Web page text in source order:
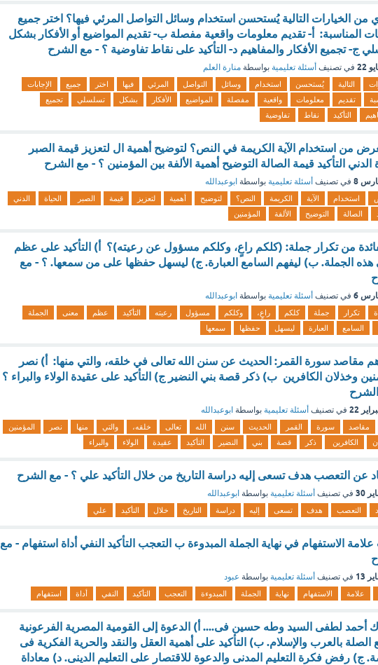
من الخيارات التالية يُستحسن استخدام وسائل التواصل المرئي فيها؟ اختر جميع
المناسبة: أ- تقديم معلومات واقعية مفصلة ب- تقديم المواضيع أو الأفكار بشكل
ج- تجميع الأفكار والمفاهيم د- التأكيد على نقاط تفاوضية ؟ - مع الشرح
22 في تصنيف أسئلة تعليمية بواسطة منارة العلم
التالية يُستحسن استخدام وسائل التواصل المرئي فيها اختر جميع
الإجابات
تقديم معلومات واقعية مفصلة المواضيع الأفكار بشكل تسلسلي
تجميع
التأكيد نقاط تفاوضية
من استخدام الآية الكريمة في النص؟ لتوضيح أهمية ال لتعزيز قيمة الصبر
الدني التأكيد قيمة الصالة التوضيح أهمية الألفة بين المؤمنين ؟ - مع الشرح
8 في تصنيف أسئلة تعليمية بواسطة ابوعبدالله
استخدام الآية الكريمة النص؟ لتوضيح أهمية لتعزيز قيمة الصبر الحياة
الدني
الصالة التوضيح الألفة المؤمنين
من تكرار جملة: (كلكم راعٍ، وكلكم مسؤول عن رعيته)؟ أ) التأكيد على عظم
هذه الجملة. ب) ليفهم السامع العبارة. ج) ليسهل حفظها على من سمعها. ؟ - مع
6 في تصنيف أسئلة تعليمية بواسطة ابوعبدالله
تكرار جملة كلكم راعٍ، وكلكم مسؤول رعيته التأكيد عظم معنى
الجملة
السامع العبارة ليسهل حفظها سمعها
مقاصد سورة القمر: الحديث عن سنن الله تعالى في خلقه، والتي منها: أ) نصر
وخذلان الكافرين ب) ذكر قصة بني النضير ج) التأكيد على عقيدة الولاء والبراء ؟
22 في تصنيف أسئلة تعليمية بواسطة ابوعبدالله
مقاصد سورة القمر الحديث سنن الله تعالى خلقه، والتي منها نصر
المؤمنين
الكافرين ذكر قصة بني النضير التأكيد عقيدة الولاء والبراء
عن التعصب هدف تسعى إليه دراسة التاريخ من خلال التأكيد علي ؟ - مع الشرح
30 في تصنيف أسئلة تعليمية بواسطة ابوعبدالله
التعصب هدف تسعى إليه دراسة التاريخ خلال التأكيد علي
الاستفهام في نهاية الجملة المبدوءة ب التعجب التأكيد النفي أداة استفهام - مع
13 في تصنيف أسئلة تعليمية بواسطة عبود
علامة الاستفهام نهاية الجملة المبدوءة التعجب التأكيد النفي أداة استفهام
أحمد لطفى السيد وطه حسين فى.... أ) الدعوة إلى القومية المصرية الفرعونية
بالعرب والإسلام. ب) التأكيد على أهمية العقل والنقد والحرية الفكرية فى
ج) رفض فكرة التعليم المدنى والدعوة للاقتصار على التعليم الدينى. د) معاداة